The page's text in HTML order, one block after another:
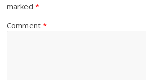
marked*
Comment*